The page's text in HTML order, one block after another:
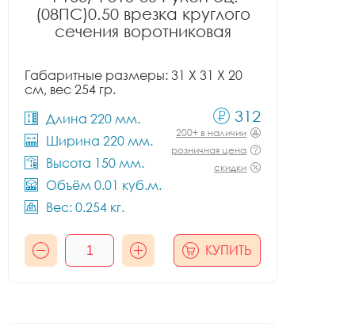
(08ПС)0.50 врезка круглого
сечения воротниковая
Габаритные размеры: 31 X 31 X 20
см, вес 254 гр.
Длина 220 мм.
Ширина 220 мм.
Высота 150 мм.
Объём 0.01 куб.м.
Вес: 0.254 кг.
312
200+ в наличии
розничная цена
скидки
КУПИТЬ